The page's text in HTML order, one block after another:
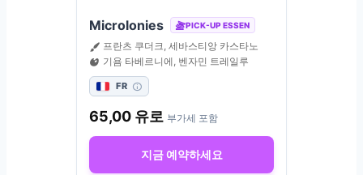
Microlonies PICK-UP ESSEN
프란츠 쿠더크, 세바스티앙 카스타노
기욤 타베르니에, 벤자민 트레일루
FR
65,00 유로 부가세 포함
지금 예약하세요